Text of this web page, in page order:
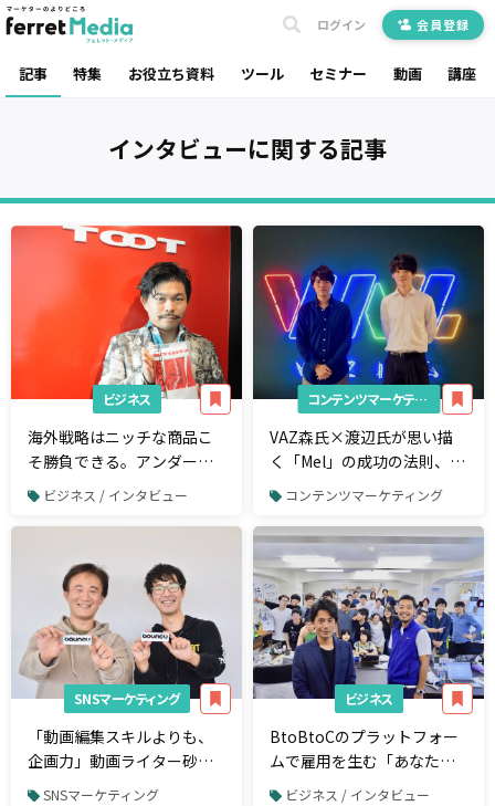
記事 特集 お役立ち資料 ツール セミナー 動画 講座
ログイン 会員登録
インタビューに関する記事
ビジネス
海外戦略はニッチな商品こ
そ勝負できる。アンダーウ
ェアTOOT枡野社長のユニ
ーク論
ビジネス / インタビュー
コンテンツマーケティング
VAZ森氏×渡辺氏が思い描
く「Mel」の成功の法則、そ
して未来
コンテンツマーケティング
SNSマーケティング
「動画編集スキルよりも、
企画力」動画ライター砂流
恵介氏に直撃してみた
SNSマーケティング
ビジネス
BtoBtoCのプラットフォー
ムで雇用を生む「あなたの
マイスター」
ビジネス / インタビュー